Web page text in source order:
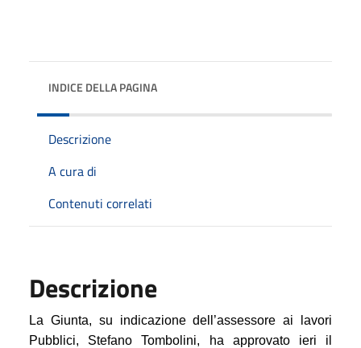
INDICE DELLA PAGINA
Descrizione
A cura di
Contenuti correlati
Descrizione
La Giunta, su indicazione dell’assessore ai lavori
Pubblici, Stefano Tombolini, ha approvato ieri il